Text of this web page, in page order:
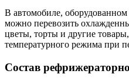
В автомобиле,
можно перевозить
цветы, торты и другие
температурного режима при
Состав